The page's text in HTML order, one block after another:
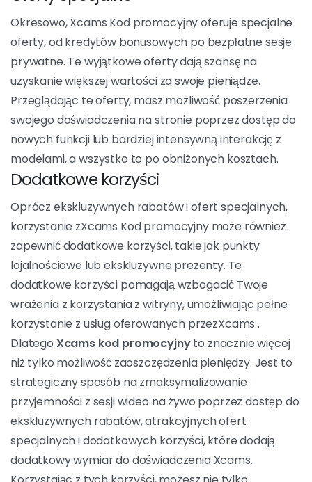
Jedną z głównych zaletXcams Kod promocyjny to
możliwość skorzystania z ekskluzywnych rabatów na
zakup kredytów na stronie. Ta możliwość pozwala
zaoszczędzić pieniądze, jednocześnie ciesząc się pełnią
Xcams doświadczenie. Ekskluzywne zniżki oferowane
przez kod promocyjny to namacalny sposób na
maksymalizację wartości inwestycji na platformie.
Oferty specjalne
Okresowo, Xcams Kod promocyjny oferuje specjalne
oferty, od kredytów bonusowych po bezpłatne sesje
prywatne. Te wyjątkowe oferty dają szansę na
uzyskanie większej wartości za swoje pieniądze.
Przeglądając te oferty, masz możliwość poszerzenia
swojego doświadczenia na stronie poprzez dostęp do
nowych funkcji lub bardziej intensywną interakcję z
modelami, a wszystko to po obniżonych kosztach.
Dodatkowe korzyści
Oprócz ekskluzywnych rabatów i ofert specjalnych,
korzystanie zXcams Kod promocyjny może również
zapewnić dodatkowe korzyści, takie jak punkty
lojalnościowe lub ekskluzywne prezenty. Te
dodatkowe korzyści pomagają wzbogacić Twoje
wrażenia z korzystania z witryny, umożliwiając pełne